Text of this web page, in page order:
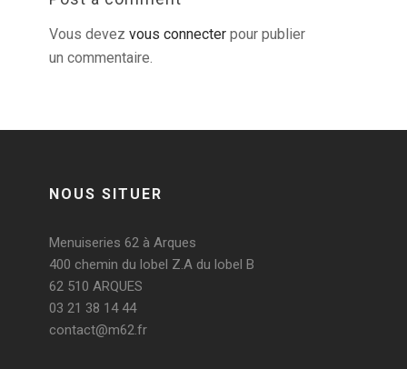
Vous devez vous connecter pour publier
un commentaire.
NOUS SITUER
Menuiseries 62 à Arques
400 chemin du lobel Z.A du lobel B
62 510 ARQUES
03 21 38 14 44
contact@m62.fr